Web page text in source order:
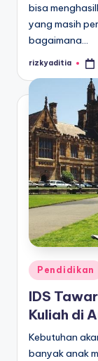
bisa
yang masih
bagaimana…
Posted
rizkyaditia
Posted
in
Pendidikan
IDS
Kuliah di
Kebutuhan
banyak anak